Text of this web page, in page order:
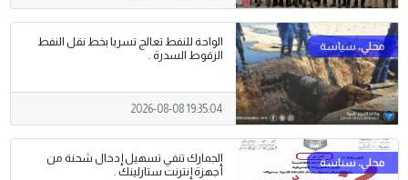
الواحة للنفط تعالج تسربا بخط نقل النفط
الزقوط السدرة .
2026-08-08 19:35:04
الجمارك تنفي تسهيل إدخال شحنة من
أجهزة إنترنت ستارلينك .